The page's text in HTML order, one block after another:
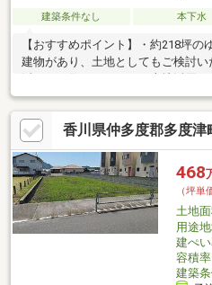
建築条件なし 本下水
【おすすめポイント】・約218坪
建物があり、土地としてもご検討い
す。
香川県仲多度郡多度津
468
（坪単
土地
用途
建ぺ
容積率
建築